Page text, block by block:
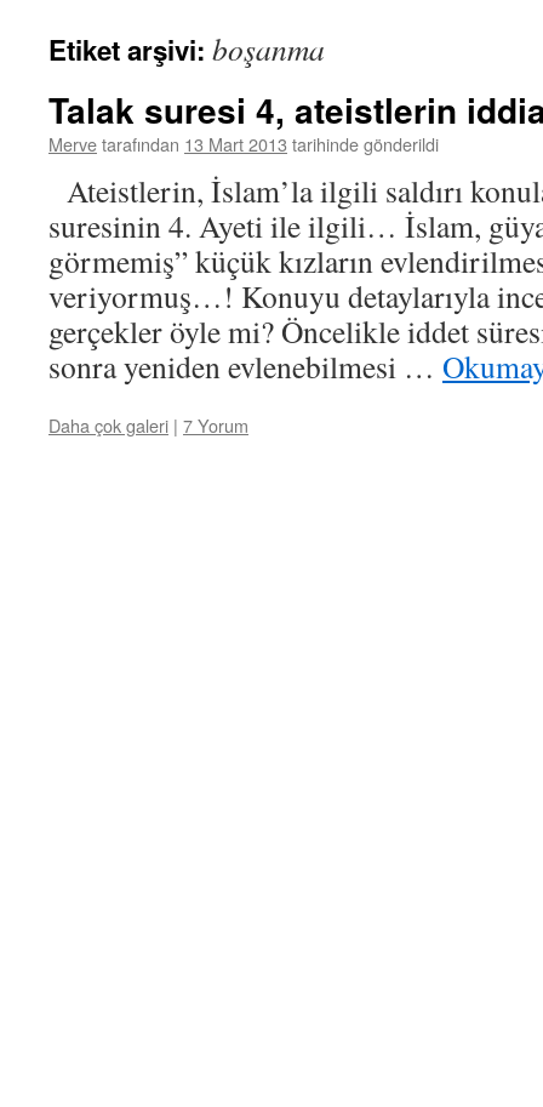
Etiket arşivi: boşanma
Talak suresi 4, ateistlerin
Mervetarafından 13 Mart 2013 tarihinde gönderildi
Ateistlerin, İslam’la ilgili saldırı
suresinin 4. Ayeti ile ilgili… İslam,
görmemiş” küçük kızların
veriyormuş…! Konuyu detaylarıyla
gerçekler öyle mi? Öncelikle iddet
sonra yeniden evlenebilmesi …
Daha çok galeri | 7 Yorum